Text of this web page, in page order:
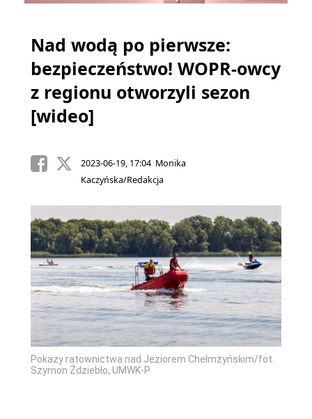
Nad wodą po pierwsze:
bezpieczeństwo! WOPR-owcy
z regionu otworzyli sezon
[wideo]
2023-06-19, 17:04 Monika
Kaczyńska/Redakcja
Pokazy ratownictwa nad Jeziorem Chełmżyńskim/fot.
Szymon Ździebło, UMWK-P